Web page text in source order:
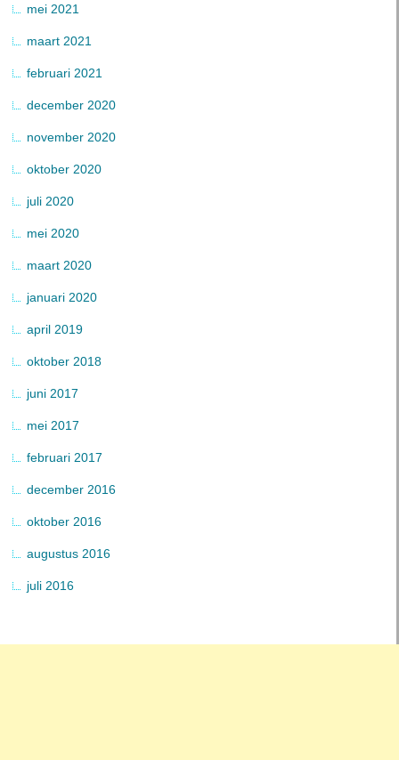
mei 2021
maart 2021
februari 2021
december 2020
november 2020
oktober 2020
juli 2020
mei 2020
maart 2020
januari 2020
april 2019
oktober 2018
juni 2017
mei 2017
februari 2017
december 2016
oktober 2016
augustus 2016
juli 2016